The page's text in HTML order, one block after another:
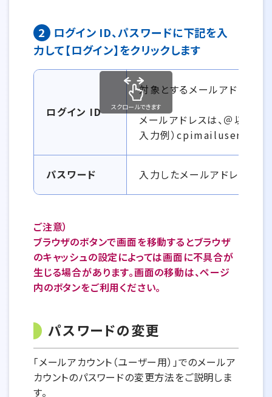
2
ログイン ID、パスワードに下記を入
力して【ログイン】をクリックします
ログイン ID、パスワード情報一覧
ログイン ID
対象とするメールアドレスを
メールアドレスは、＠以降も
入力例）
パスワード 入力したメールアドレスのパ
スクロールできます
ご注意）
ブラウザのボタンで画面を移動するとブラウザ
のキャッシュの設定によっては画面に不具合が
生じる場合があります。画面の移動は、ページ
内のボタンをご利用ください。
パスワードの変更
「メールアカウント（ユーザー用）」でのメールア
カウントのパスワードの変更方法をご説明しま
す。